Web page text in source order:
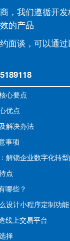
，我们遵循开发
的产品
面谈，可以通
心要点
优点
解决办法
事项
解锁企业数字化转
点
哪些？
设计小程序定制功能
线上交易平台
择